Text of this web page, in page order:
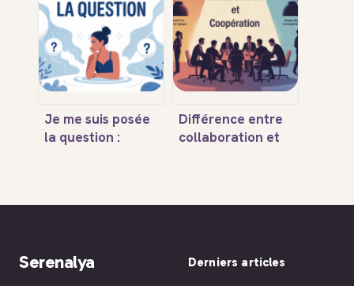
pratiques en
français
transformer le
doute en atout au
quotidien
Je me suis posée
la question :
Différence entre
collaboration et
clairement
Serenalya Derniers articles